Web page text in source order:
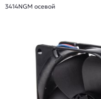
3414NGM осевой